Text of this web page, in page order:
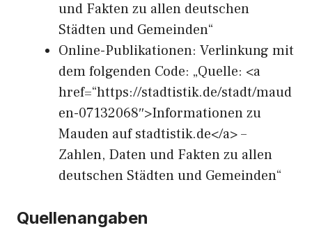
und Fakten zu allen deutschen
Städten und Gemeinden“
Online-Publikationen: Verlinkung mit
dem folgenden Code: „Quelle: <a
href=“https://stadtistik.de/stadt/maud
en-07132068″>Informationen zu
Mauden auf stadtistik.de</a> –
Zahlen, Daten und Fakten zu allen
deutschen Städten und Gemeinden“
Quellenangaben